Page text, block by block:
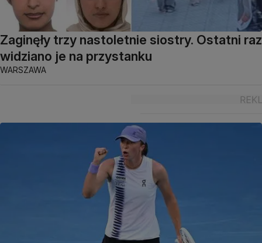
Zaginęły trzy nastoletnie siostry. Ostatni raz
widziano je na przystanku
WARSZAWA